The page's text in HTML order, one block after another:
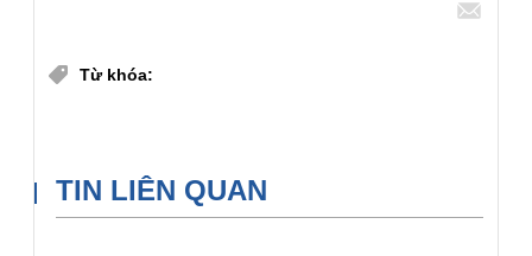
Từ khóa:
TIN LIÊN QUAN